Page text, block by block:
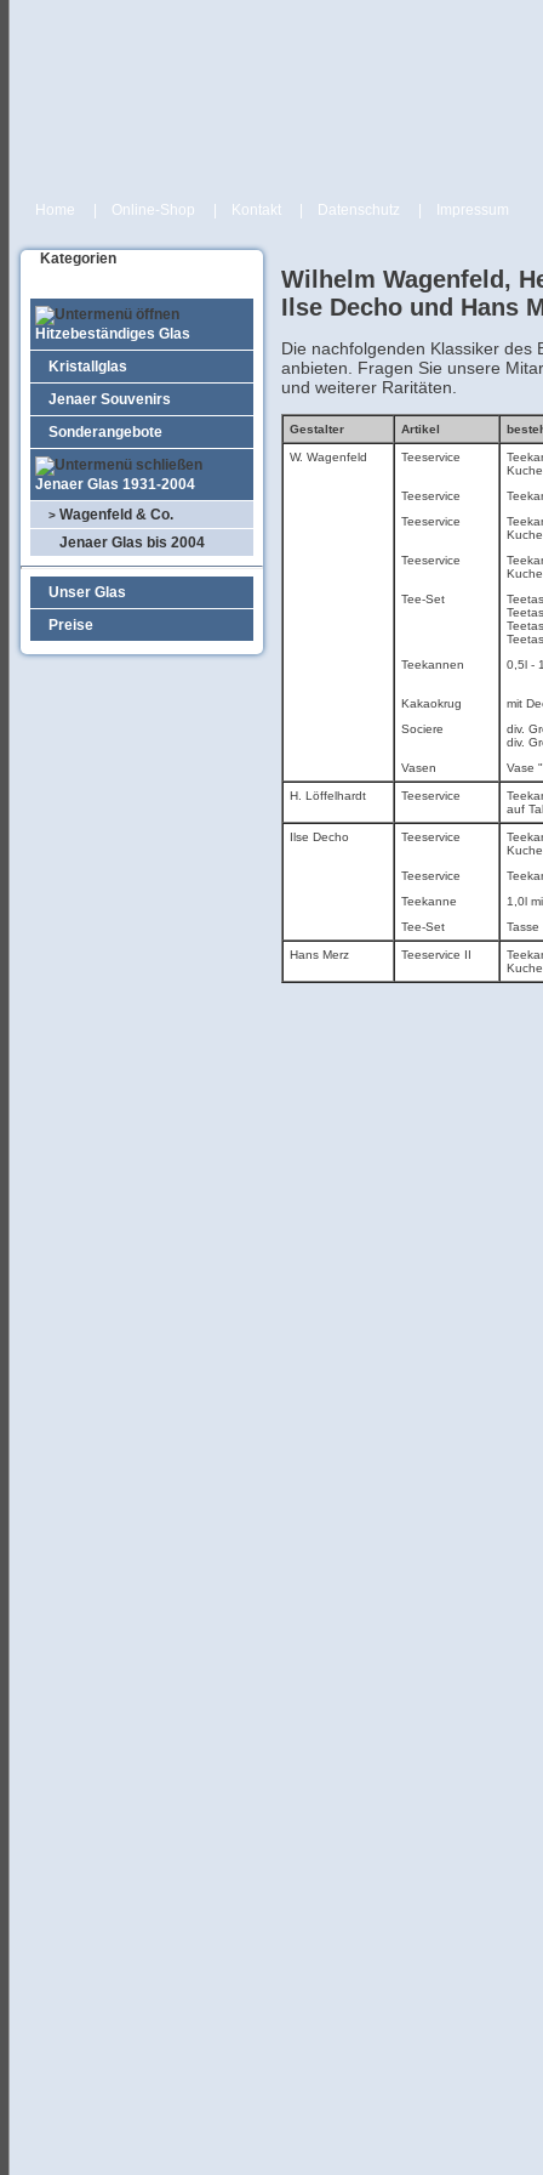
Home Online-Shop Kontakt Datenschutz Impressum
Kategorien
Hitzebeständiges Glas
Kristallglas
Jenaer Souvenirs
Sonderangebote
Jenaer Glas 1931-2004
> Wagenfeld & Co.
Jenaer Glas bis 2004
Unser Glas
Preise
Wilhelm Wagenfeld,
Ilse Decho und Hans
Die nachfolgenden Klassiker des
anbieten. Fragen Sie unsere
und weiterer Raritäten.
Gestalter Artikel
W. Wagenfeld Teeservice
Teeservice
Teeservice
Teeservice
Tee-Set
Teekannen
0,5l -
Kakaokrug
mit
Sociere
div.
div.
Vasen
Vase
H. Löffelhardt Teeservice
auf
Ilse Decho Teeservice
Teeservice
Teekanne
1,0l
Tee-Set
Tasse
Hans Merz Teeservice II